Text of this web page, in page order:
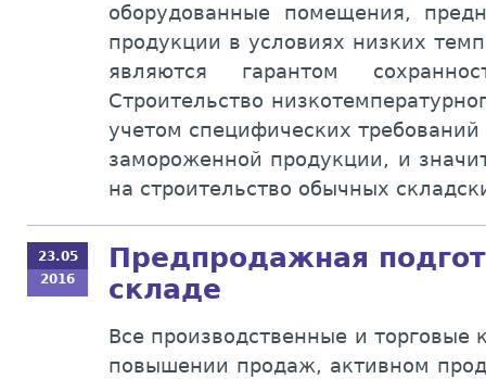
оборудованные помещения,
продукции в условиях низких
являются гарантом
Строительство
учетом специфических
замороженной продукции, и
на строительство обычных
23.05
2016
Предпродажная
складе
Все производственные и торговые
повышении продаж, активном